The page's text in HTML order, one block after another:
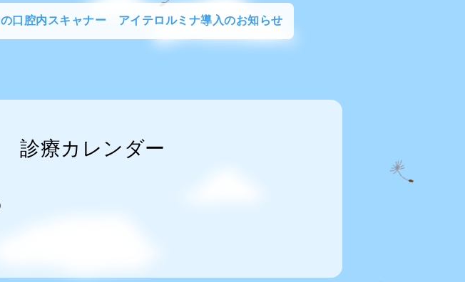
口腔内スキャナー アイテロルミナ導入のお知らせ
診療カレンダー